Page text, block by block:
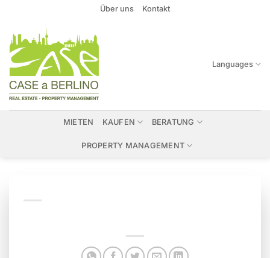
springen
Über uns Kontakt
Languages
MIETEN KAUFEN BERATUNG
PROPERTY MANAGEMENT